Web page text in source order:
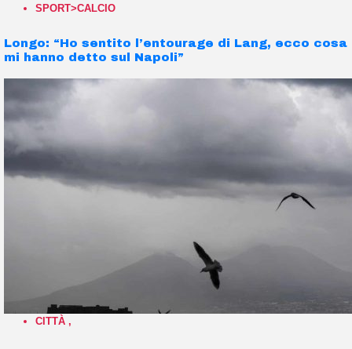
SPORT>CALCIO
Longo: “Ho sentito l’entourage di Lang, ecco cosa
mi hanno detto sul Napoli”
CITTÀ ,